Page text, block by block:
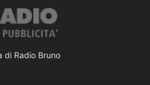
di Radio Bruno